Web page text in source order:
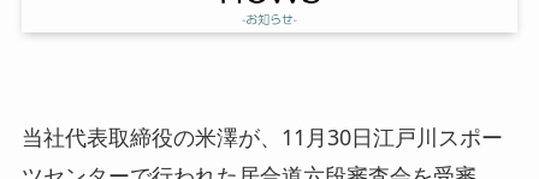
当社代表取締役の米澤が、11月30日江戸川スポー